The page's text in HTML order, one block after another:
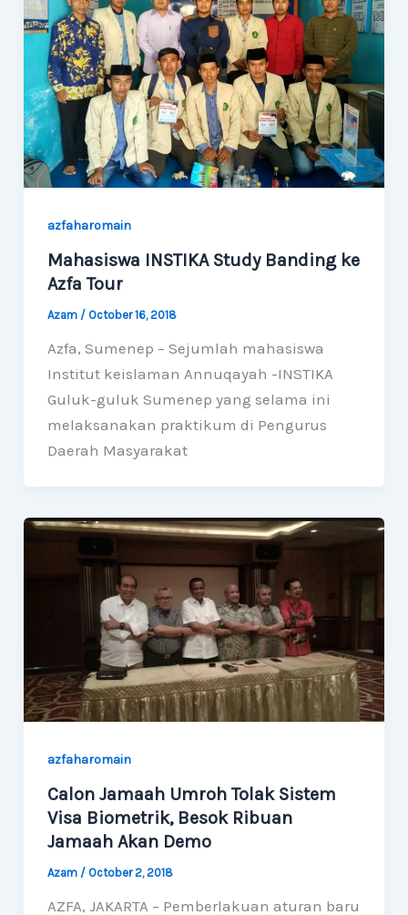
azfaharomain
Mahasiswa INSTIKA Study Banding ke
Azfa Tour
Azam / October 16, 2018
Azfa, Sumenep – Sejumlah mahasiswa
Institut keislaman Annuqayah -INSTIKA
Guluk-guluk Sumenep yang selama ini
melaksanakan praktikum di Pengurus
Daerah Masyarakat
azfaharomain
Calon Jamaah Umroh Tolak Sistem
Visa Biometrik, Besok Ribuan
Jamaah Akan Demo
Azam / October 2, 2018
AZFA, JAKARTA – Pemberlakuan aturan baru